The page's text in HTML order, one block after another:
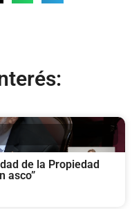
de la Propiedad
asco”